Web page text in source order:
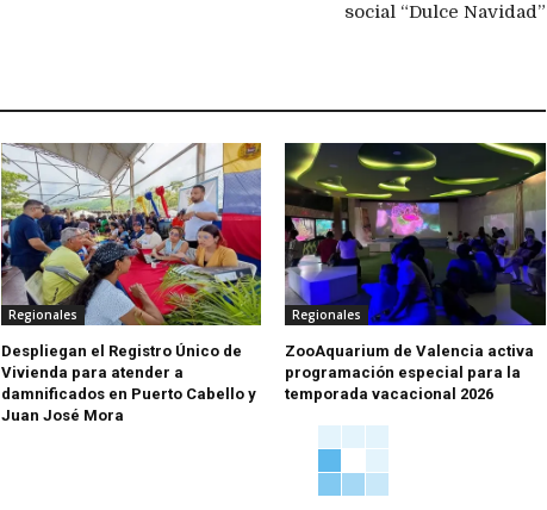
social “Dulce Navidad”
Regionales
Despliegan el Registro Único de
Vivienda para atender a
damnificados en Puerto Cabello y
Juan José Mora
Regionales
ZooAquarium de Valencia activa
programación especial para la
temporada vacacional 2026